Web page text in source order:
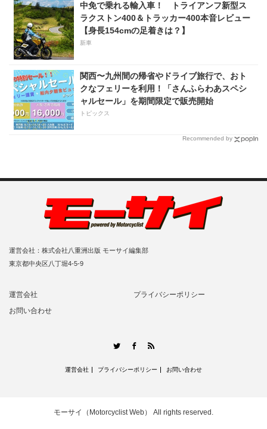
中免で乗れる輸入車！ トライアンフ新型ス
ラクストン400＆トラッカー400本音レビュー
【身長154cmの足着きは？】
新車
関西〜九州間の帰省やドライブ旅行で、おト
クなフェリーを利用！「さんふらわあスペシ
ャルセール」を期間限定で販売開始
トピックス
Recommended by
運営会社：株式会社八重洲出版 モーサイ編集部
東京都中央区八丁堀4-5-9
運営会社
プライバシーポリシー
お問い合わせ
TwitterFacebook
運営会社 プライバシーポリシー お問い合わせ
モーサイ（Motorcyclist Web） All rights reserved.